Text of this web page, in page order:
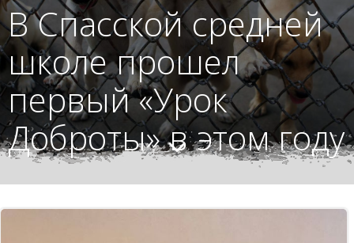
В Спасской средней
школе прошел
первый «Урок
Доброты» в этом году